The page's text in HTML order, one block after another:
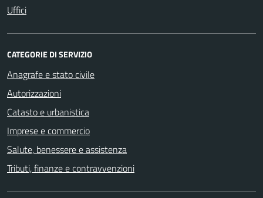
Uffici
CATEGORIE DI SERVIZIO
Anagrafe e stato civile
Autorizzazioni
Catasto e urbanistica
Imprese e commercio
Salute, benessere e assistenza
Tributi, finanze e contravvenzioni